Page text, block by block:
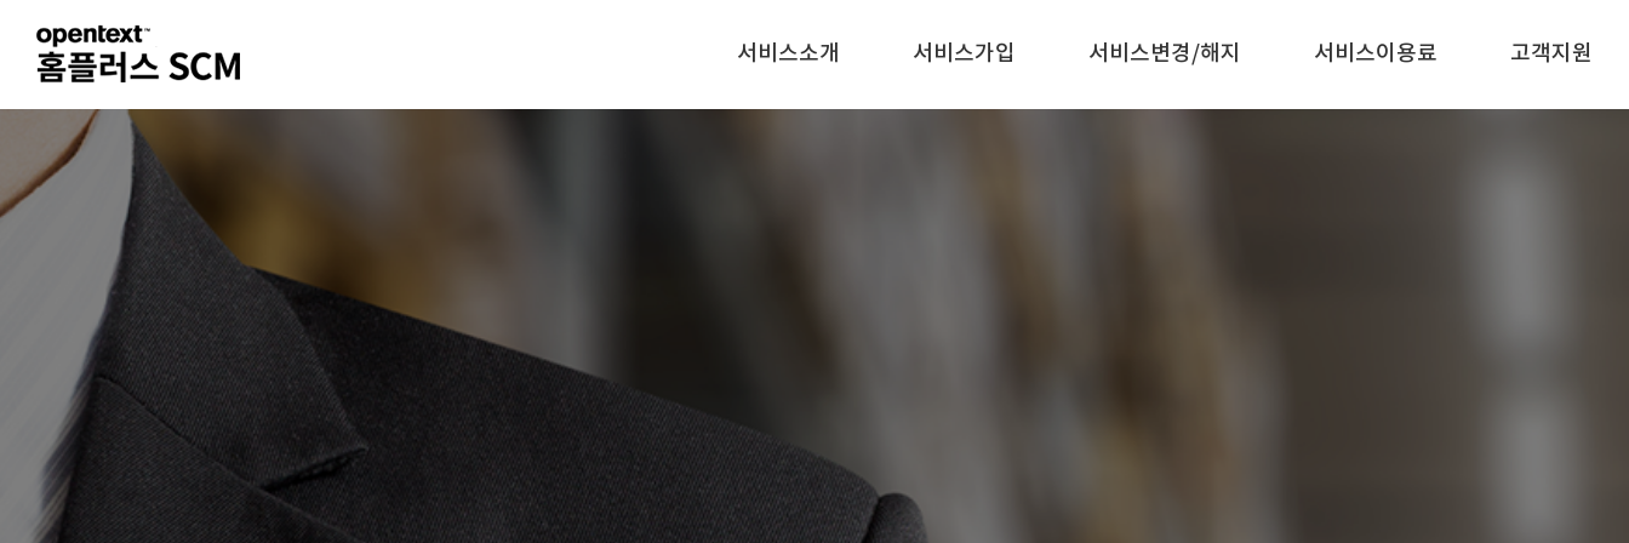
서비스소개 서비스가입 서비스변경/해지 서비스이용료 고객지원